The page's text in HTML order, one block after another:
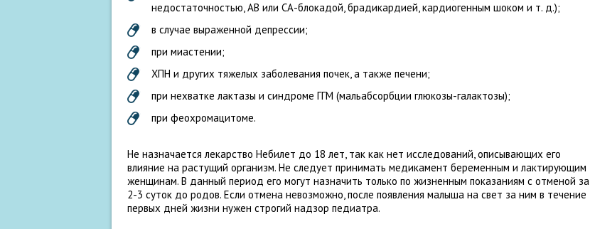
недостаточностью, АВ или СА-блокадой, брадикардией, кардиогенным шоком и т. д.);
в случае выраженной депрессии;
при миастении;
ХПН и других тяжелых заболевания почек, а также печени;
при нехватке лактазы и синдроме ГГМ (мальабсорбции глюкозы-галактозы);
при феохромацитоме.
Не назначается лекарство Небилет до 18 лет, так как нет исследований, описывающих его
влияние на растущий организм. Не следует принимать медикамент беременным и лактирующим
женщинам. В данный период его могут назначить только по жизненным показаниям с отменой за
2-3 суток до родов. Если отмена невозможно, после появления малыша на свет за ним в течение
первых дней жизни нужен строгий надзор педиатра.